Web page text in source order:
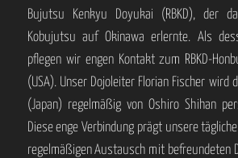
Bujutsu Kenkyu Doyukai (RBKD), der
Kobujutsu auf Okinawa erlernte. Als
pflegen wir engen Kontakt zum RBKD-
(USA). Unser Dojoleiter Florian Fischer wird
(Japan) regelmäßig von Oshiro Shihan
Diese enge Verbindung prägt unsere
regelmäßigen Austausch mit befreundeten